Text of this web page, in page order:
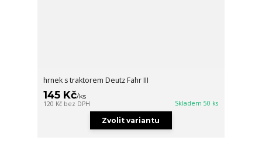
hrnek s traktorem Deutz Fahr III
145 Kč/ks
120 Kč bez DPH Skladem 50 ks
Zvolit variantu